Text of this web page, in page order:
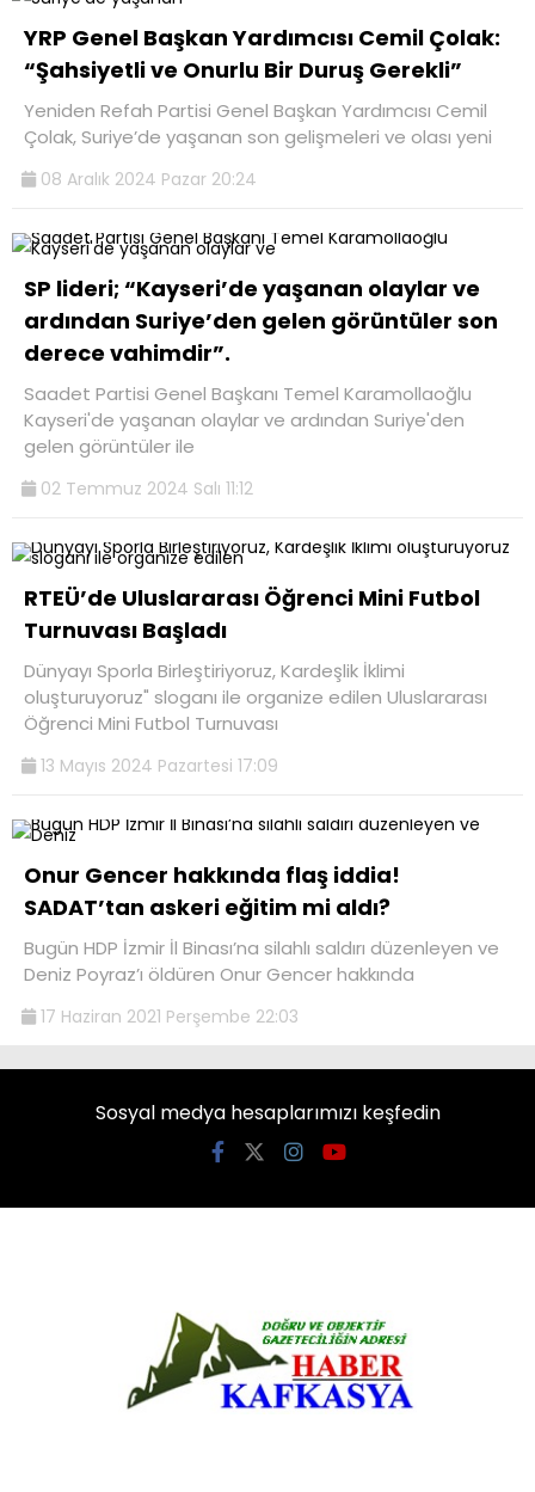
YRP Genel Başkan Yardımcısı Cemil Çolak:
“Şahsiyetli ve Onurlu Bir Duruş Gerekli”
Yeniden Refah Partisi Genel Başkan Yardımcısı Cemil
Çolak, Suriye’de yaşanan son gelişmeleri ve olası yeni
08 Aralık 2024 Pazar 20:24
SP lideri; “Kayseri’de yaşanan olaylar ve
ardından Suriye’den gelen görüntüler son
derece vahimdir”.
Saadet Partisi Genel Başkanı Temel Karamollaoğlu
Kayseri'de yaşanan olaylar ve ardından Suriye'den
gelen görüntüler ile
02 Temmuz 2024 Salı 11:12
RTEÜ’de Uluslararası Öğrenci Mini Futbol
Turnuvası Başladı
Dünyayı Sporla Birleştiriyoruz, Kardeşlik İklimi
oluşturuyoruz" sloganı ile organize edilen Uluslararası
Öğrenci Mini Futbol Turnuvası
13 Mayıs 2024 Pazartesi 17:09
Onur Gencer hakkında flaş iddia!
SADAT’tan askeri eğitim mi aldı?
Bugün HDP İzmir İl Binası’na silahlı saldırı düzenleyen ve
Deniz Poyraz’ı öldüren Onur Gencer hakkında
17 Haziran 2021 Perşembe 22:03
Sosyal medya hesaplarımızı keşfedin